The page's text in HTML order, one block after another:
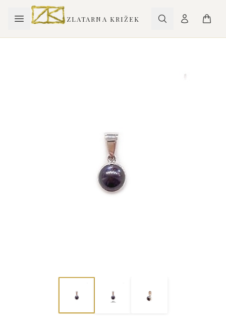
ZLATARNA KRIŽEK